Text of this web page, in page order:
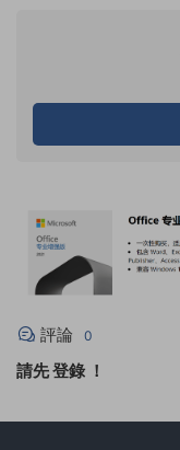
評論 0
請先登錄 ！